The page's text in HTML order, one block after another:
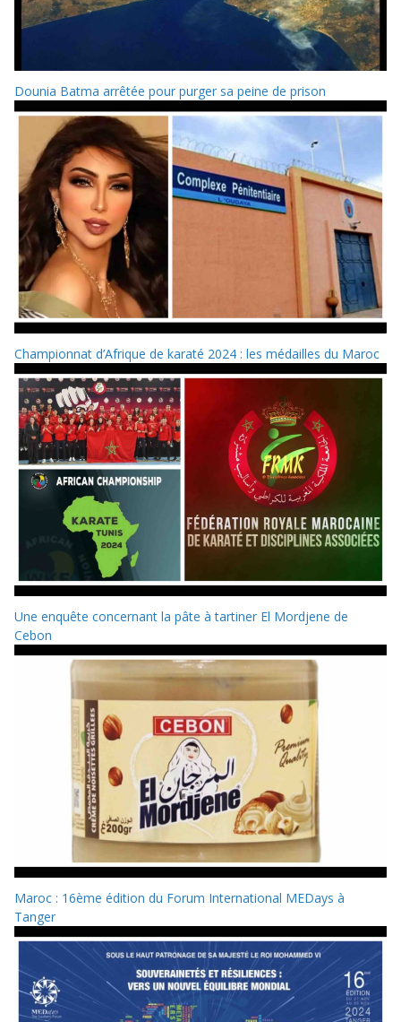
Dounia Batma arrêtée pour purger sa peine de prison
Championnat d’Afrique de karaté 2024 : les médailles du Maroc
Une enquête concernant la pâte à tartiner El Mordjene de
Cebon
Maroc : 16ème édition du Forum International MEDays à
Tanger